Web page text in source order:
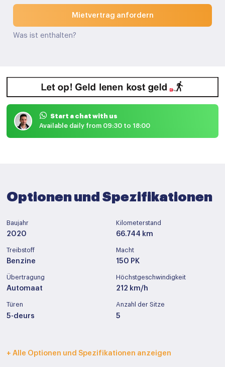
Mietvertrag anfordern
Was ist enthalten?
Start a chat with us
Available daily from 09:30 to 18:00
Optionen und Spezifikationen
Baujahr
2020
Kilometerstand
66.744 km
Treibstoff
Benzine
Macht
150 PK
Übertragung
Automaat
Höchstgeschwindigkeit
212 km/h
Türen
5-deurs
Anzahl der Sitze
5
Innenfarbe Polstermöbel
+ Alle Optionen und Spezifikationen anzeigen